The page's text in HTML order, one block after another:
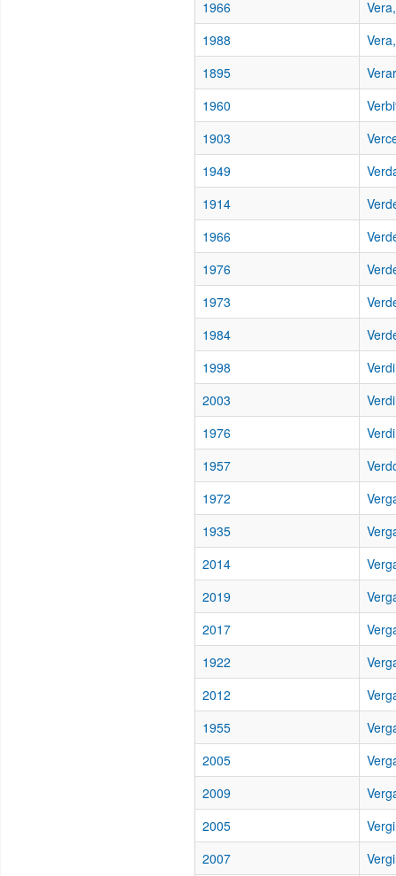
1966
1988
1895
1960
1903
1949
1914
1966
1976
1973
1984
1998
2003
1976
1957
1972
1935
2014
2019
2017
1922
2012
1955
2005
2009
2005
2007